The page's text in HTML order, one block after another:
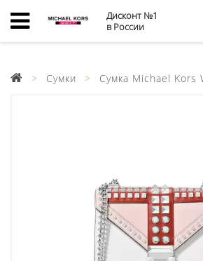
Дисконт №1
в России
Сумки Сумка Michael Kors